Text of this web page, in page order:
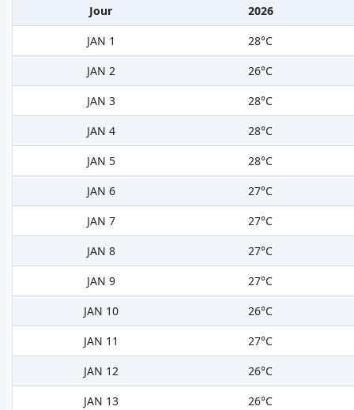
Jour
2026
JAN 1
28°C
JAN 2
26°C
JAN 3
28°C
JAN 4
28°C
JAN 5
28°C
JAN 6
27°C
JAN 7
27°C
JAN 8
27°C
JAN 9
27°C
JAN 10
26°C
JAN 11
27°C
JAN 12
26°C
JAN 13
26°C